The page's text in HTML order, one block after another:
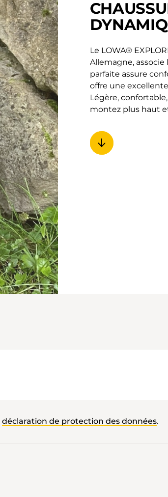
Le LOWA®
Allemagne,
parfaite assure
offre une
Légère,
montez plus haut
déclaration de protection des données.